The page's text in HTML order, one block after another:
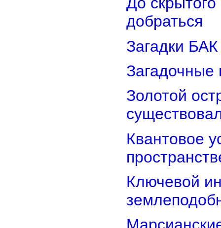
добраться
Загадки
Загадочные
Золотой
Квантовое
Ключевой